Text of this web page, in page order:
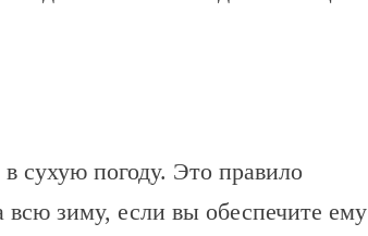
сухую погоду. Это правило
зиму, если вы обеспечите ему